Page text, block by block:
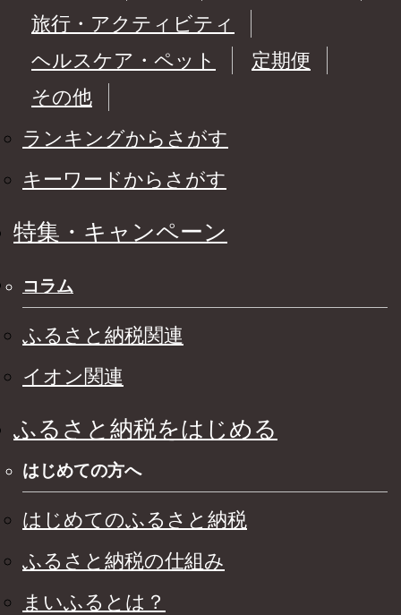
旅行・アクティビティ
ヘルスケア・ペット
定期便
その他
ランキングからさがす
キーワードからさがす
特集・キャンペーン
コラム
ふるさと納税関連
イオン関連
ふるさと納税をはじめる
はじめての方へ
はじめてのふるさと納税
ふるさと納税の仕組み
まいふるとは？